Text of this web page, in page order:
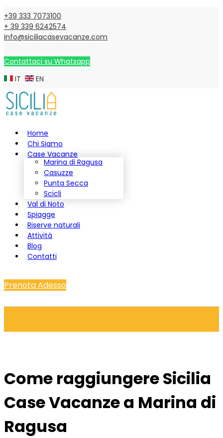
+39 333 7073100
+ 39 339 6242574
info@siciliacasevacanze.com
Contattaci su Whatsapp
IT
EN
Home
Chi Siamo
Case Vacanze
Marina di Ragusa
Casuzze
Punta Secca
Scicli
Val di Noto
Spiagge
Riserve naturali
Attività
Blog
Contatti
Prenota Adesso
Come raggiungere Sicilia
Case Vacanze a Marina di
Ragusa